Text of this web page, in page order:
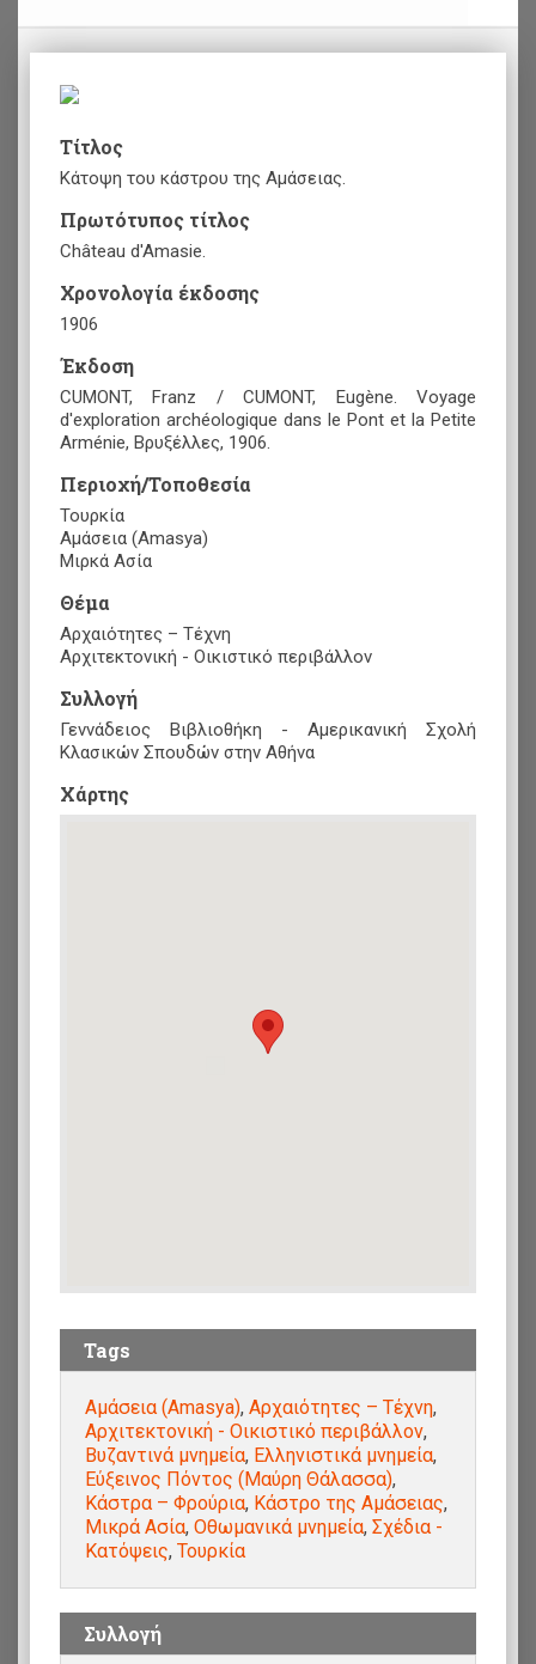
Τίτλος
Κάτοψη του κάστρου της Αμάσειας.
Πρωτότυπος τίτλος
Château d'Amasie.
Χρονολογία έκδοσης
1906
Έκδοση
CUMONT, Franz / CUMONT, Eugène. Voyage
d'exploration archéologique dans le Pont et la Petite
Arménie, Βρυξέλλες, 1906.
Περιοχή/Τοποθεσία
Τουρκία
Αμάσεια (Amasya)
Μιρκά Ασία
Θέμα
Αρχαιότητες – Τέχνη
Αρχιτεκτονική - Οικιστικό περιβάλλον
Συλλογή
Γεννάδειος Βιβλιοθήκη - Αμερικανική Σχολή
Κλασικών Σπουδών στην Αθήνα
Xάρτης
Tags
Αμάσεια (Amasya), Αρχαιότητες – Τέχνη,
Αρχιτεκτονική - Οικιστικό περιβάλλον,
Βυζαντινά μνημεία, Ελληνιστικά μνημεία,
Εύξεινος Πόντος (Μαύρη Θάλασσα),
Κάστρα – Φρούρια, Κάστρο της Αμάσειας,
Μικρά Ασία, Οθωμανικά μνημεία, Σχέδια -
Κατόψεις, Τουρκία
Συλλογή